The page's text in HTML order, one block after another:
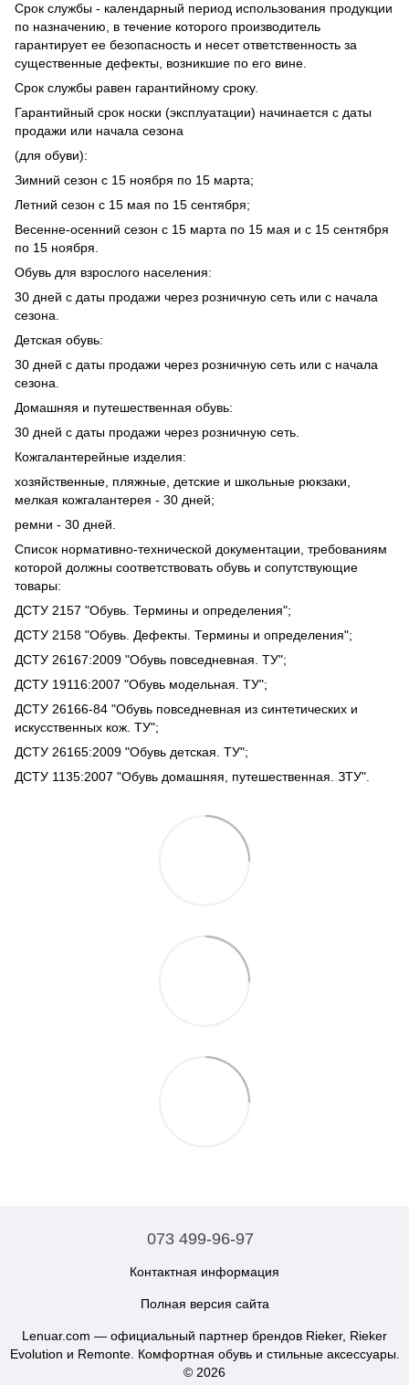
Срок службы - календарный период использования продукции
по назначению, в течение которого производитель
гарантирует ее безопасность и несет ответственность за
существенные дефекты, возникшие по его вине.
Срок службы равен гарантийному сроку.
Гарантийный срок носки (эксплуатации) начинается с даты
продажи или начала сезона
(для обуви):
Зимний сезон с 15 ноября по 15 марта;
Летний сезон с 15 мая по 15 сентября;
Весенне-осенний сезон с 15 марта по 15 мая и с 15 сентября
по 15 ноября.
Обувь для взрослого населения:
30 дней с даты продажи через розничную сеть или с начала
сезона.
Детская обувь:
30 дней с даты продажи через розничную сеть или с начала
сезона.
Домашняя и путешественная обувь:
30 дней с даты продажи через розничную сеть.
Кожгалантерейные изделия:
хозяйственные, пляжные, детские и школьные рюкзаки,
мелкая кожгалантерея - 30 дней;
ремни - 30 дней.
Список нормативно-технической документации, требованиям
которой должны соответствовать обувь и сопутствующие
товары:
ДСТУ 2157 "Обувь. Термины и определения";
ДСТУ 2158 "Обувь. Дефекты. Термины и определения";
ДСТУ 26167:2009 "Обувь повседневная. ТУ";
ДСТУ 19116:2007 "Обувь модельная. ТУ";
ДСТУ 26166-84 "Обувь повседневная из синтетических и
искусственных кож. ТУ";
ДСТУ 26165:2009 "Обувь детская. ТУ";
ДСТУ 1135:2007 "Обувь домашняя, путешественная. ЗТУ".
073 499-96-97
Контактная информация
Полная версия сайта
Lenuar.com — официальный партнер брендов Rieker, Rieker
Evolution и Remonte. Комфортная обувь и стильные аксессуары.
© 2026